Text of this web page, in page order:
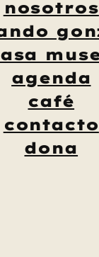
nosotros
agenda
café
contacto
dona